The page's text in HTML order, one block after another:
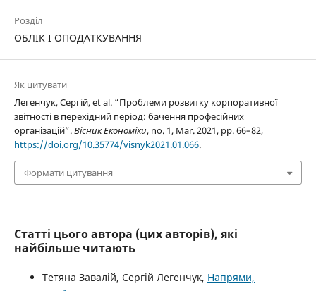
Розділ
ОБЛІК І ОПОДАТКУВАННЯ
Як цитувати
Легенчук, Сергій, et al. “Проблеми розвитку корпоративної
звітності в перехідний період: бачення професійних
організацій”.Вісник Економіки, no. 1, Mar. 2021, pp. 66–82,
https://doi.org/10.35774/visnyk2021.01.066.
Формати цитування
Статті цього автора (цих авторів), які
найбільше читають
Тетяна Завалій, Сергій Легенчук, Напрями,